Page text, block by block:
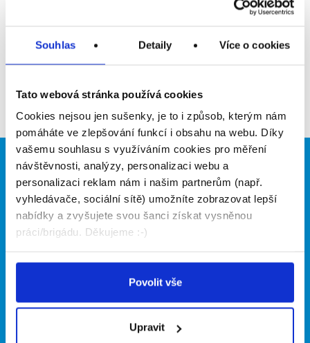
Souhlas Detaily Více o cookies
Tato webová stránka používá cookies
Cookies nejsou jen sušenky, je to i způsob, kterým nám
pomáháte ve zlepšování funkcí i obsahu na webu. Díky
vašemu souhlasu s využíváním cookies pro měření
návštěvnosti, analýzy, personalizaci webu a
personalizaci reklam nám i našim partnerům (např.
vyhledávače, sociální sítě) umožníte zobrazovat lepší
nabídky a zvyšujete svou šanci získat vysněnou
práci/brigádu. Děkujeme :-)
Povolit vše
Upravit
Zpět
Brigádníci
Články
Hledané brigády
Firmy
Vložit inzerát
Ceník
Kontakt
Naše další projekty
Mobilní aplikace